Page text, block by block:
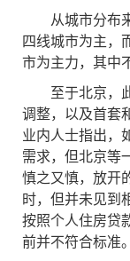
从城市分布来
四线城市为主，
市为主力，其中
至于北京，此
调整，以及首套
业内人士指出，
需求，但北京等
慎之又慎，放开
时，但并未见到
按照个人住房贷
前并不符合标准。